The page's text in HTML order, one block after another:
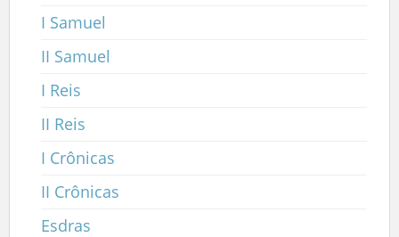
I Samuel
II Samuel
I Reis
II Reis
I Crônicas
II Crônicas
Esdras